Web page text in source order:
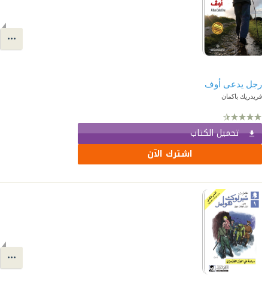
رجل يدعى أوف
فريدريك باكمان
تحميل الكتاب
اشترك الآن